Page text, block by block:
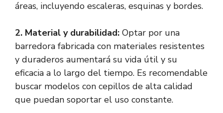
áreas, incluyendo escaleras, esquinas y bordes.
2. Material y durabilidad: Optar por una
barredora fabricada con materiales resistentes
y duraderos aumentará su vida útil y su
eficacia a lo largo del tiempo. Es recomendable
buscar modelos con cepillos de alta calidad
que puedan soportar el uso constante.